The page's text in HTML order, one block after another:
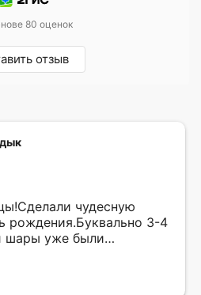
80 оценок
отзыв
чудесную
рождения.Буквально 3-4
шары уже были